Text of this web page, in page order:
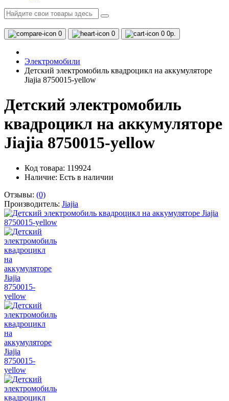
0 0 0 0р.
Электромобили
Детский электромобиль квадроцикл на аккумуляторе
Jiajia 8750015-yellow
Детский электромобиль
квадроцикл на аккумуляторе
Jiajia 8750015-yellow
Код товара: 119924
Наличие: Есть в наличии
Отзывы: (0)
Производитель: Jiajia